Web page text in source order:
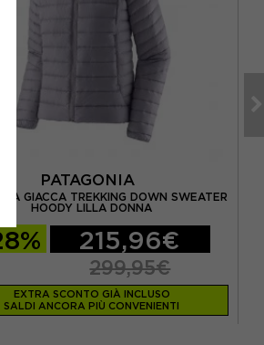
PATAGONIA
GIACCA TREKKING DOWN SWEATER
HOODY LILLA DONNA
215,96€
299,95€
EXTRA SCONTO GIÀ INCLUSO
SALDI ANCORA PIÙ CONVENIENTI